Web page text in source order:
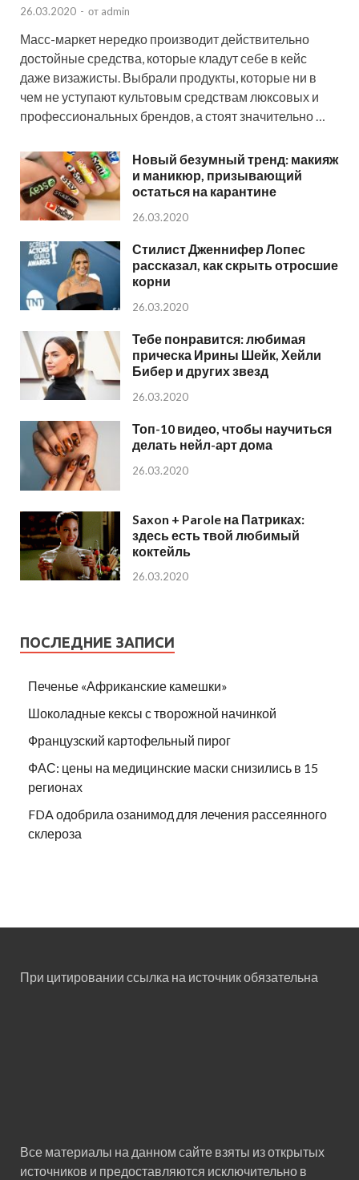
26.03.2020 - от admin
Масс-маркет нередко производит действительно
достойные средства, которые кладут себе в кейс
даже визажисты. Выбрали продукты, которые ни в
чем не уступают культовым средствам люксовых и
профессиональных брендов, а стоят значительно …
Новый безумный тренд: макияж
и маникюр, призывающий
остаться на карантине
26.03.2020
Стилист Дженнифер Лопес
рассказал, как скрыть отросшие
корни
26.03.2020
Тебе понравится: любимая
прическа Ирины Шейк, Хейли
Бибер и других звезд
26.03.2020
Топ-10 видео, чтобы научиться
делать нейл-арт дома
26.03.2020
Saxon + Parole на Патриках:
здесь есть твой любимый
коктейль
26.03.2020
ПОСЛЕДНИЕ ЗАПИСИ
Печенье «Африканские камешки»
Шоколадные кексы с творожной начинкой
Французский картофельный пирог
ФАС: цены на медицинские маски снизились в 15
регионах
FDA одобрила озанимод для лечения рассеянного
склероза
При цитировании ссылка на источник обязательна
Все материалы на данном сайте взяты из открытых
источников и предоставляются исключительно в